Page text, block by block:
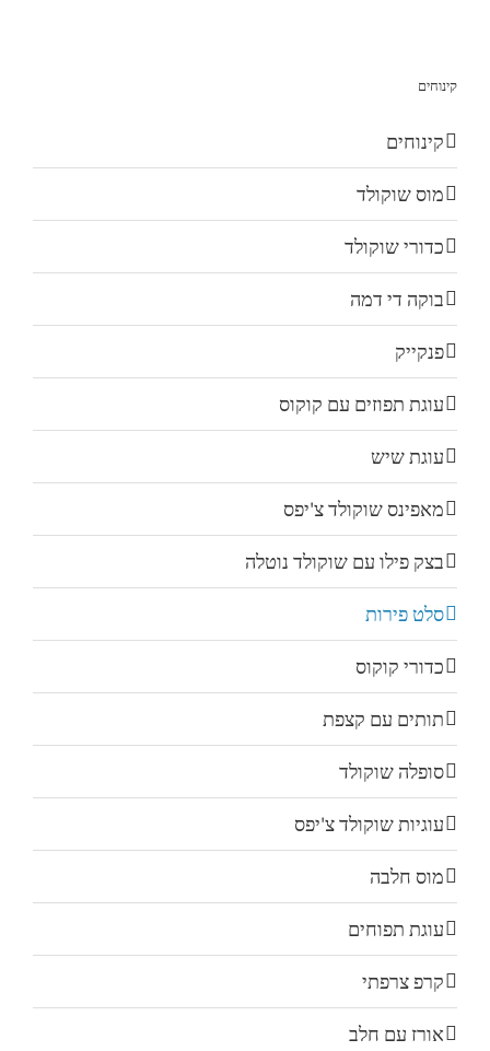
קינוחים
קינוחים
מוס שוקולד
כדורי שוקולד
בוקה די דמה
פנקייק
עוגת תפוזים עם קוקוס
עוגת שיש
מאפינס שוקולד צ'יפס
בצק פילו עם שוקולד נוטלה
סלט פירות
כדורי קוקוס
תותים עם קצפת
סופלה שוקולד
עוגיות שוקולד צ'יפס
מוס חלבה
עוגת תפוחים
קרפ צרפתי
אורז עם חלב